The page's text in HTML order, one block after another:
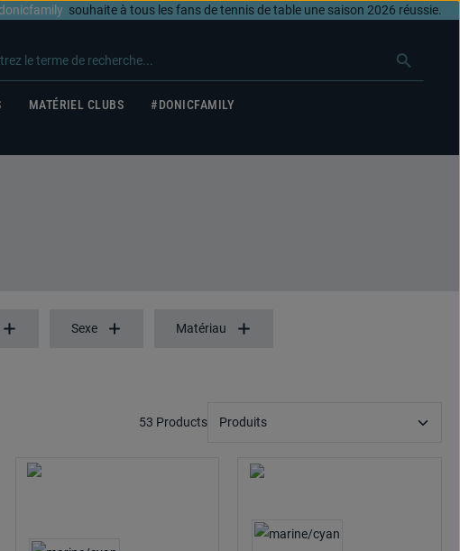
souhaite à tous les fans de tennis de table une saison 2026 réussie.
MATÉRIEL CLUBS
#DONICFAMILY
Sexe Matériau
53 Products